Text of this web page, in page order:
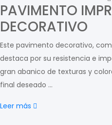
PAVIMENTO
DECORATIVO
Este pavimento decorativo,
destaca por su resistencia e
gran abanico de texturas y
final deseado ...
Leer más